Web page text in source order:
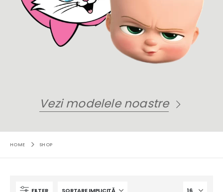
Vezi modelele noastre
HOME SHOP